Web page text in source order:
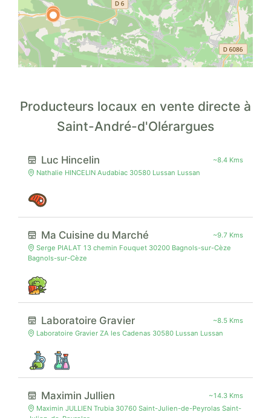
Producteurs locaux en vente directe à
Saint-André-d'Olérargues
Luc Hincelin
~8.4 Kms
Nathalie HINCELIN Audabiac 30580 Lussan Lussan
Ma Cuisine du Marché
~9.7 Kms
Serge PIALAT 13 chemin Fouquet 30200 Bagnols-sur-Cèze
Bagnols-sur-Cèze
Laboratoire Gravier
~8.5 Kms
Laboratoire Gravier ZA les Cadenas 30580 Lussan Lussan
Maximin Jullien
~14.3 Kms
Maximin JULLIEN Trubia 30760 Saint-Julien-de-Peyrolas Saint-